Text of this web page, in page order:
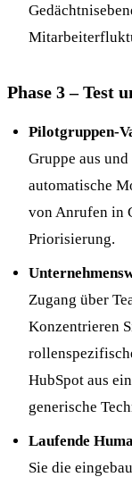
Phase 3 – Test
Pilotgruppen-
Gruppe aus
automatische
von Anrufen in
Priorisierung.
Zugang über
Konzentrieren
HubSpot aus
generische
Laufende
Sie die